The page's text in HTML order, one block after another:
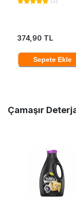
374,90 TL
Sepete Ekle
Çamaşır